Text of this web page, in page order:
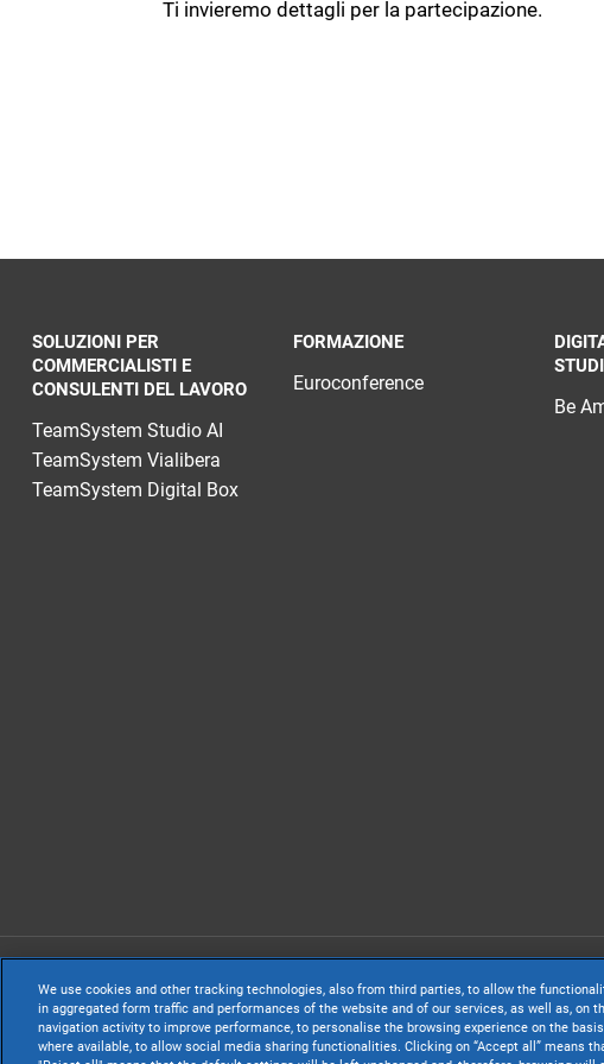
informazioni fra studi e aziende
Ti invieremo dettagli per la partecipazione.
SOLUZIONI PER
COMMERCIALISTI E
CONSULENTI DEL LAVORO
TeamSystem Studio AI
TeamSystem Vialibera
TeamSystem Digital Box
FORMAZIONE
Euroconference
Be
TeamSystem S.p.A.
S.p.A. - Cap. Soc. €
Sede Legale e
We use cookies and other tracking technologies, also from third parties, to allow the
in aggregated form traffic and performances of the website and of our services, as well as, on
navigation activity to improve performance, to personalise the browsing experience on the
where available, to allow social media sharing functionalities. Clicking on “Accept all” means